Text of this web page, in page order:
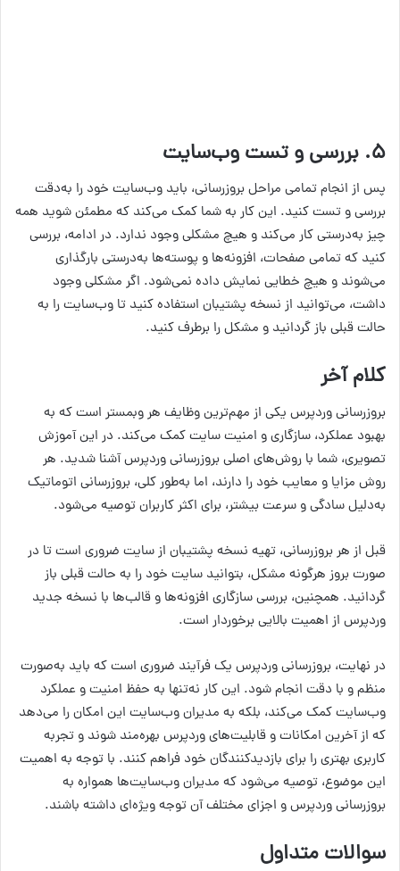
۵. بررسی و تست وب‌سایت
پس از انجام تمامی مراحل بروز‌رسانی، باید وب‌سایت خود را به‌دقت
بررسی و تست کنید. این کار به شما کمک می‌کند که مطمئن شوید همه
چیز به‌درستی کار می‌کند و هیچ مشکلی وجود ندارد. در ادامه، بررسی
کنید که تمامی صفحات، افزونه‌ها و پوسته‌ها به‌درستی بارگذاری
می‌شوند و هیچ خطایی نمایش داده نمی‌شود. اگر مشکلی وجود
داشت، می‌توانید از نسخه پشتیبان استفاده کنید تا وب‌سایت را به
حالت قبلی باز گردانید و مشکل را برطرف کنید.
کلام آخر
بروزرسانی وردپرس یکی از مهم‌ترین وظایف هر وبمستر است که به
بهبود عملکرد، سازگاری و امنیت سایت کمک می‌کند. در این آموزش
تصویری، شما با روش‌های اصلی بروزرسانی وردپرس آشنا شدید. هر
روش مزایا و معایب خود را دارند، اما به‌طور کلی، بروزرسانی اتوماتیک
به‌دلیل سادگی و سرعت بیشتر، برای اکثر کاربران توصیه می‌شود.
قبل از هر بروزرسانی، تهیه نسخه پشتیبان از سایت ضروری است تا در
صورت بروز هرگونه مشکل، بتوانید سایت خود را به حالت قبلی باز
گردانید. همچنین، بررسی سازگاری افزونه‌ها و قالب‌ها با نسخه جدید
وردپرس از اهمیت بالایی برخوردار است.
در نهایت، بروز‌رسانی وردپرس یک فرآیند ضروری است که باید به‌صورت
منظم و با دقت انجام شود. این کار نه‌تنها به حفظ امنیت و عملکرد
وب‌سایت کمک می‌کند، بلکه به مدیران وب‌سایت این امکان را می‌دهد
که از آخرین امکانات و قابلیت‌های وردپرس بهره‌مند شوند و تجربه
کاربری بهتری را برای بازدیدکنندگان خود فراهم کنند. با توجه به اهمیت
این موضوع، توصیه می‌شود که مدیران وب‌سایت‌ها همواره به
بروز‌رسانی وردپرس و اجزای مختلف آن توجه ویژه‌ای داشته باشند.
سوالات متداول